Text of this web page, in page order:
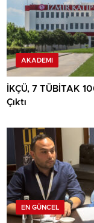
AKADEMI
İKÇÜ, 7 TÜBİTAK
Çıktı
EN GÜNCEL